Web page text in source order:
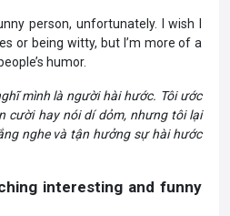
person, unfortunately. I wish I
or being witty, but I’m more of a
humor.
mình là người hài hước. Tôi ước
cười hay nói dí dỏm, nhưng tôi lại
nghe và tận hưởng sự hài hước
interesting and funny